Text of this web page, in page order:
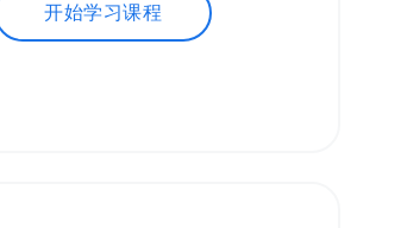
开始学习课程